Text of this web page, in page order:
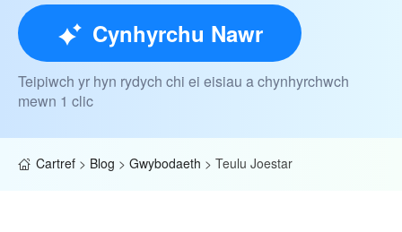
Cynhyrchu Nawr
Teipiwch yr hyn rydych chi ei eisiau a chynhyrchwch
mewn 1 clic
Cartref > Blog > Gwybodaeth > Teulu Joestar